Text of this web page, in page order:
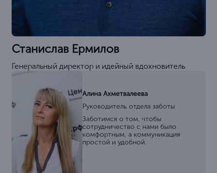
Станислав Ермилов
Генеральный директор и идейный вдохновитель
Алина Ахметвалеева
Руководитель отдела заботы
Заботимся о том, чтобы
сотрудничество с нами было
комфортным, а коммуникация
простой и удобной.